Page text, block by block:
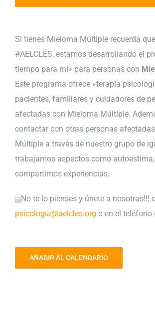
Si tienes Mieloma Múltiple recuerda
#AELCLÉS, estamos desarrollando el
tiempo para mí» para personas con
Este programa ofrece «terapia
pacientes, familiares y cuidadores de
afectadas con Mieloma Múltiple.
contactar con otras personas
Múltiple a través de nuestro grupo de
trabajamos aspectos como
compartimos experiencias.
¡¡¡No te lo pienses y únete a nosotras!!!
psicologia@aelcles.org o en el teléfono
AÑADIR AL CALENDARIO